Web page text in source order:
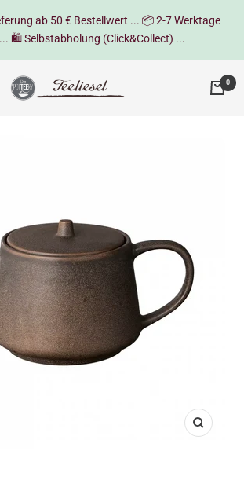
ab 50 € Bestellwert ... 📦 2-7 Werktage
🛍️ Selbstabholung (Click&Collect) ...
Teeliesel 0
Zoom